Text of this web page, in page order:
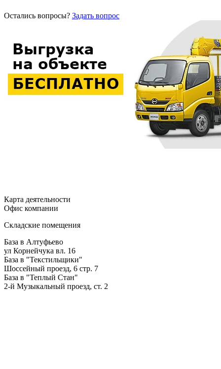
Остались вопросы? Задать вопрос
Карта деятельности
Офис компании
Складские помещения
База в Алтуфьево
ул Корнейчука вл. 16
База в "Текстильщики"
Шоссейный проезд, 6 стр. 7
База в "Теплый Стан"
2-й Музыкальный проезд, ст. 2